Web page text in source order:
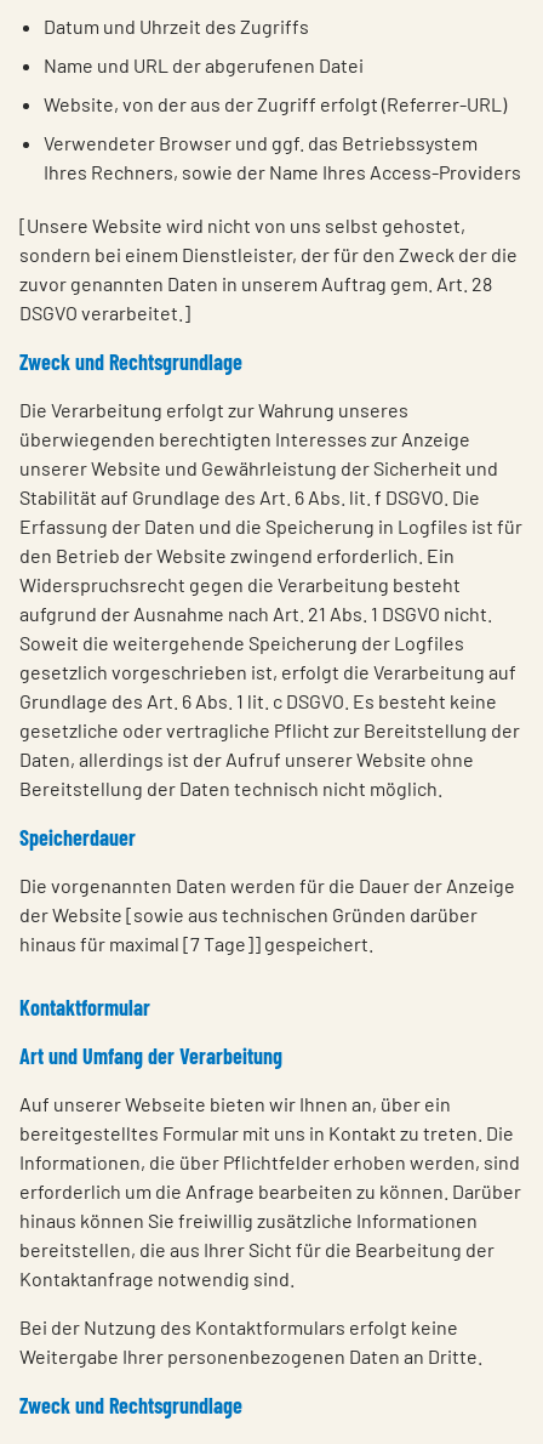
Datum und Uhrzeit des Zugriffs
Name und URL der abgerufenen Datei
Website, von der aus der Zugriff erfolgt (Referrer-URL)
Verwendeter Browser und ggf. das Betriebssystem
Ihres Rechners, sowie der Name Ihres Access-Providers
[Unsere Website wird nicht von uns selbst gehostet,
sondern bei einem Dienstleister, der für den Zweck der die
zuvor genannten Daten in unserem Auftrag gem. Art. 28
DSGVO verarbeitet.]
Zweck und Rechtsgrundlage
Die Verarbeitung erfolgt zur Wahrung unseres
überwiegenden berechtigten Interesses zur Anzeige
unserer Website und Gewährleistung der Sicherheit und
Stabilität auf Grundlage des Art. 6 Abs. lit. f DSGVO. Die
Erfassung der Daten und die Speicherung in Logfiles ist für
den Betrieb der Website zwingend erforderlich. Ein
Widerspruchsrecht gegen die Verarbeitung besteht
aufgrund der Ausnahme nach Art. 21 Abs. 1 DSGVO nicht.
Soweit die weitergehende Speicherung der Logfiles
gesetzlich vorgeschrieben ist, erfolgt die Verarbeitung auf
Grundlage des Art. 6 Abs. 1 lit. c DSGVO. Es besteht keine
gesetzliche oder vertragliche Pflicht zur Bereitstellung der
Daten, allerdings ist der Aufruf unserer Website ohne
Bereitstellung der Daten technisch nicht möglich.
Speicherdauer
Die vorgenannten Daten werden für die Dauer der Anzeige
der Website [sowie aus technischen Gründen darüber
hinaus für maximal [7 Tage]] gespeichert.
Kontaktformular
Art und Umfang der Verarbeitung
Auf unserer Webseite bieten wir Ihnen an, über ein
bereitgestelltes Formular mit uns in Kontakt zu treten. Die
Informationen, die über Pflichtfelder erhoben werden, sind
erforderlich um die Anfrage bearbeiten zu können. Darüber
hinaus können Sie freiwillig zusätzliche Informationen
bereitstellen, die aus Ihrer Sicht für die Bearbeitung der
Kontaktanfrage notwendig sind.
Bei der Nutzung des Kontaktformulars erfolgt keine
Weitergabe Ihrer personenbezogenen Daten an Dritte.
Zweck und Rechtsgrundlage